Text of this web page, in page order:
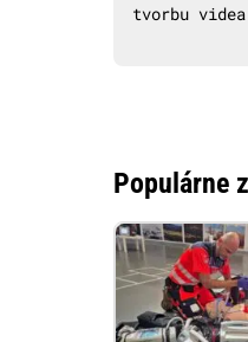
tvorbu
Populárne